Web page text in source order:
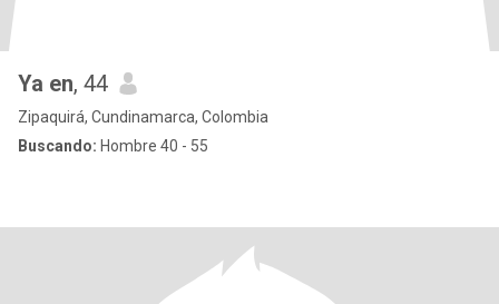
Ya en, 44
Zipaquirá, Cundinamarca, Colombia
Buscando: Hombre 40 - 55